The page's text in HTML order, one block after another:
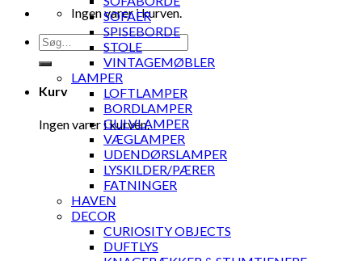
Ingen varer i kurven.
Søg
efter:
Kurv
Ingen varer i kurven.
SOFAER
SPISEBORDE
STOLE
VINTAGEMØBLER
LAMPER
LOFTLAMPER
BORDLAMPER
GULVLAMPER
VÆGLAMPER
UDENDØRSLAMPER
LYSKILDER/PÆRER
FATNINGER
HAVEN
DECOR
CURIOSITY OBJECTS
DUFTLYS